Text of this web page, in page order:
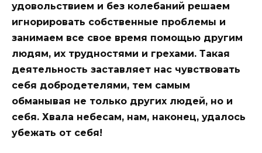
удовольствием и без колебаний решаем
игнорировать собственные проблемы и
занимаем все свое время помощью другим
людям, их трудностями и грехами. Такая
деятельность заставляет нас чувствовать
себя добродетелями, тем самым
обманывая не только других людей, но и
себя. Хвала небесам, нам, наконец, удалось
убежать от себя!